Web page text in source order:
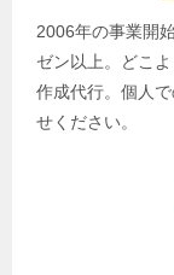
2006年の事業開
ゼン以上。どこ
作成代行。個人
せください。